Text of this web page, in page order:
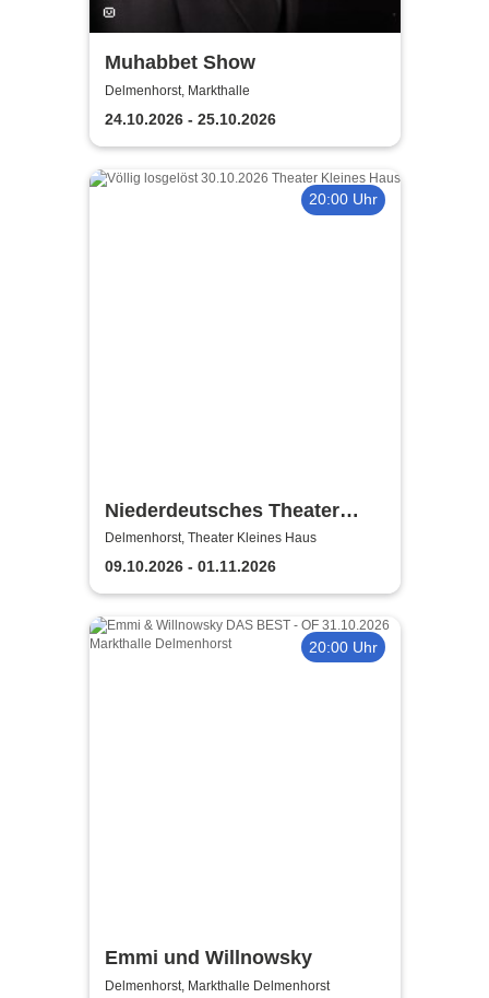
Muhabbet Show
Delmenhorst, Markthalle
24.10.2026 - 25.10.2026
20:00 Uhr
Niederdeutsches Theater
Delmenhorst | Völlig
losgelöst
Delmenhorst, Theater Kleines Haus
09.10.2026 - 01.11.2026
20:00 Uhr
Emmi und Willnowsky
Delmenhorst, Markthalle Delmenhorst